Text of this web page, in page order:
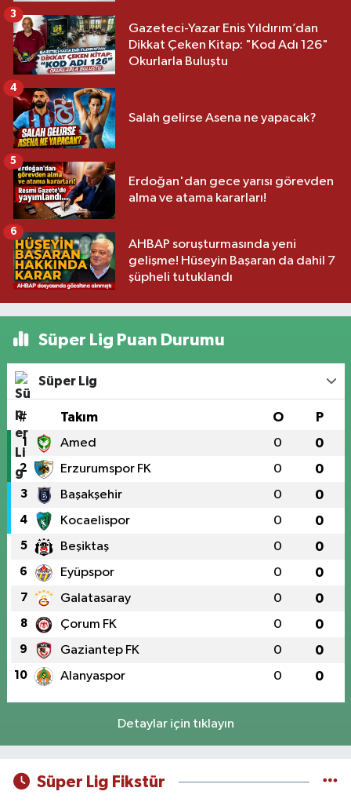
Gazeteci-Yazar Enis Yıldırım’dan
Dikkat Çeken Kitap: "Kod Adı 126"
Okurlarla Buluştu
3
Salah gelirse Asena ne yapacak?
4
Erdoğan'dan gece yarısı görevden
alma ve atama kararları!
5
AHBAP soruşturmasında yeni
gelişme! Hüseyin Başaran da dahil 7
şüpheli tutuklandı
6
Süper Lig Puan Durumu
Süper Lig
# Takım O P
1 Amed 0 0
2 Erzurumspor FK 0 0
3 Başakşehir 0 0
4 Kocaelispor 0 0
5 Beşiktaş 0 0
6 Eyüpspor 0 0
7 Galatasaray 0 0
8 Çorum FK 0 0
9 Gaziantep FK 0 0
10 Alanyaspor 0 0
Detaylar için tıklayın
Süper Lig Fikstür